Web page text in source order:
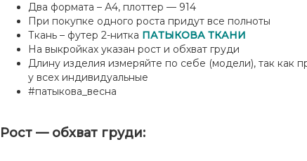
Два формата – А4, плоттер — 914
При покупке одного роста придут все полноты
Ткань – футер 2-нитка ПАТЫКОВА ТКАНИ
На выкройках указан рост и обхват груди
Длину изделия измеряйте по себе (модели), так как
у всех индивидуальные
#патыкова_весна
Рост — обхват груди: